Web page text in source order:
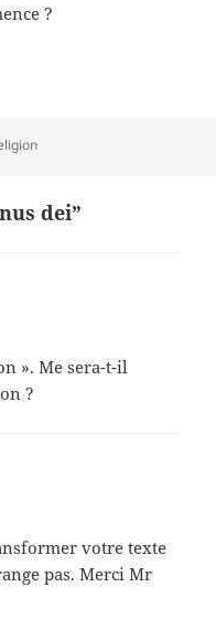
?
dei”
». Me sera-t-il
?
votre texte
pas. Merci Mr